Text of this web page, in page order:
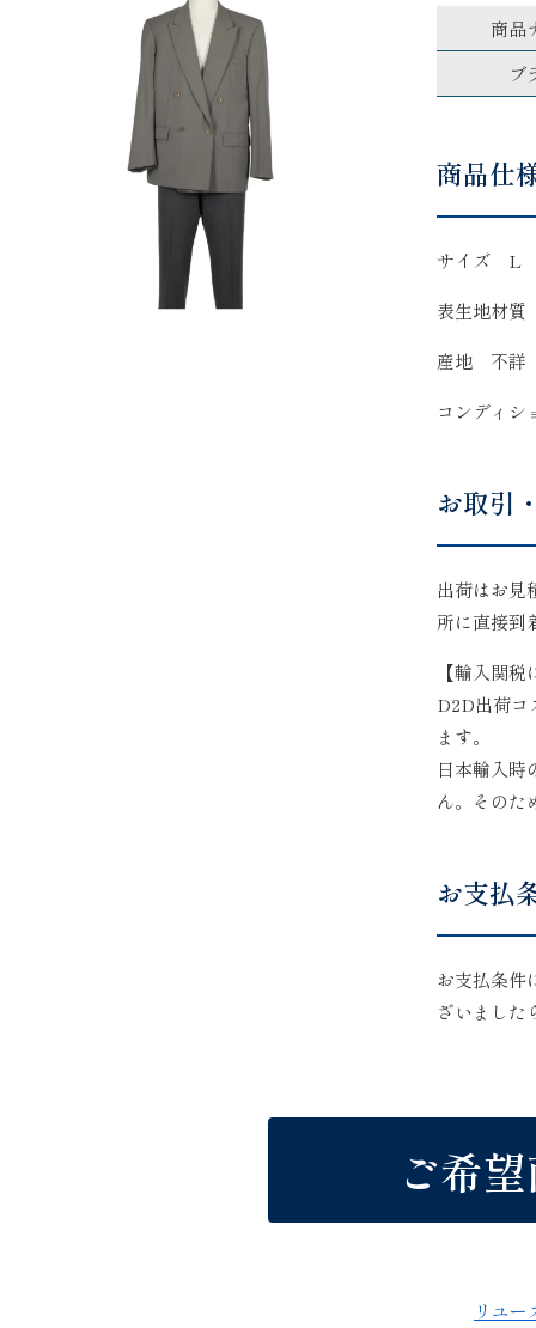
商品
ブ
商品仕
サイズ L
表生地材
産地 不詳
コンディ
お取引
出荷はお見
所に直接到
【輸入関
D2D出荷コ
ます。
日本輸入時
ん。そのた
お支払
お支払条件
ざいました
ご希
リユ